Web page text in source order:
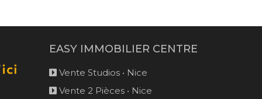
EASY IMMOBILIER CENTRE
Vente Studios • Nice
Vente 2 Pièces • Nice